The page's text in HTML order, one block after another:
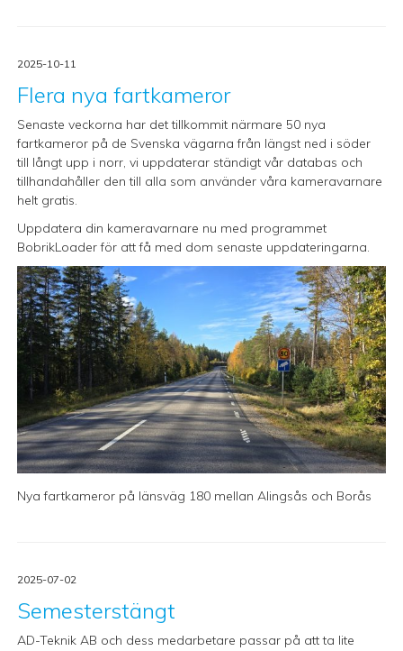
2025-10-11
Flera nya fartkameror
Senaste veckorna har det tillkommit närmare 50 nya
fartkameror på de Svenska vägarna från längst ned i söder
till långt upp i norr, vi uppdaterar ständigt vår databas och
tillhandahåller den till alla som använder våra kameravarnare
helt gratis.
Uppdatera din kameravarnare nu med programmet
BobrikLoader för att få med dom senaste uppdateringarna.
Nya fartkameror på länsväg 180 mellan Alingsås och Borås
2025-07-02
Semesterstängt
AD-Teknik AB och dess medarbetare passar på att ta lite